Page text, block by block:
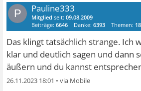
P Pauline333
Mitglied seit:09.08.2009
Beiträge:6646 Danke:6393 Themen: 18
Das klingt tatsächlich strange. Ich
klar und deutlich sagen und dann
äußern und du kannst
26.11.2023 18:01 •